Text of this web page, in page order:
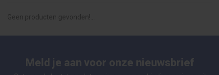
Geen producten gevonden!...
Meld je aan voor onze nieuwsbrief